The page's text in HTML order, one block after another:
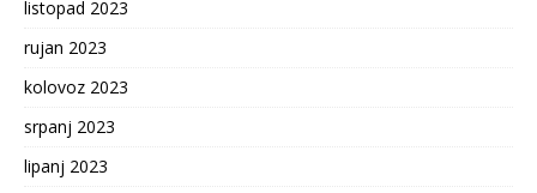
listopad 2023
rujan 2023
kolovoz 2023
srpanj 2023
lipanj 2023